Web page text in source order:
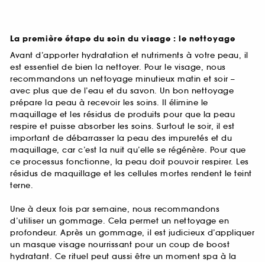
La première étape du soin du visage : le nettoyage
Avant d’apporter hydratation et nutriments à votre peau, il
est essentiel de bien la nettoyer. Pour le visage, nous
recommandons un nettoyage minutieux matin et soir –
avec plus que de l’eau et du savon. Un bon nettoyage
prépare la peau à recevoir les soins. Il élimine le
maquillage et les résidus de produits pour que la peau
respire et puisse absorber les soins. Surtout le soir, il est
important de débarrasser la peau des impuretés et du
maquillage, car c’est la nuit qu’elle se régénère. Pour que
ce processus fonctionne, la peau doit pouvoir respirer. Les
résidus de maquillage et les cellules mortes rendent le teint
terne.
Une à deux fois par semaine, nous recommandons
d’utiliser un gommage. Cela permet un nettoyage en
profondeur. Après un gommage, il est judicieux d’appliquer
un masque visage nourrissant pour un coup de boost
hydratant. Ce rituel peut aussi être un moment spa à la